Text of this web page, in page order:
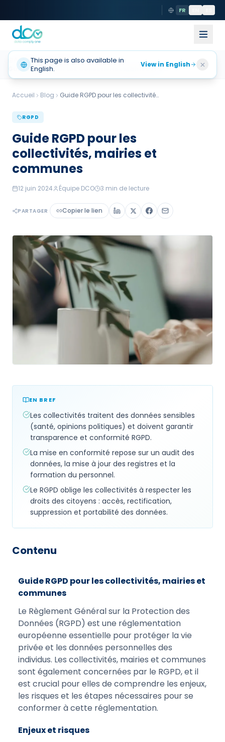
FR
Accueil
Actualités
Guide RGPD Pour Les Collectivites Mairies Et C…
Accueil Blog Guide RGPD pour les collectivités,
RGPD
Guide RGPD pour les
collectivités, mairies et
communes
12 juin 2024 Équipe DCO 3 min de lecture
PARTAGER Copier le lien
EN BREF
Les collectivités traitent des données sensibles
(santé, opinions politiques) et doivent garantir
transparence et conformité RGPD.
La mise en conformité repose sur un audit des
données, la mise à jour des registres et la
formation du personnel.
Le RGPD oblige les collectivités à respecter les
droits des citoyens : accès, rectification,
suppression et portabilité des données.
Contenu
Guide RGPD pour les collectivités, mairies et
communes
Le Règlement Général sur la Protection des
Données (RGPD) est une réglementation
européenne essentielle pour protéger la vie
privée et les données personnelles des
individus. Les collectivités, mairies et communes
sont également concernées par le RGPD, et il
est crucial pour elles de comprendre les enjeux,
les risques et les étapes nécessaires pour se
conformer à cette réglementation.
Enjeux et risques
This page is also available in
English.
View in English